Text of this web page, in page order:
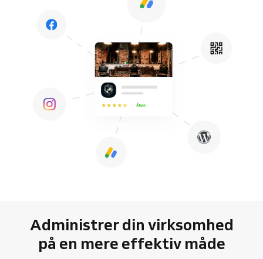
Administrer din virksomhed
på en mere effektiv måde